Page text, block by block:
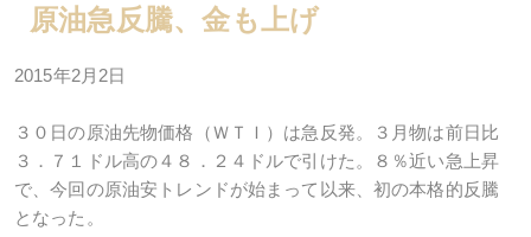
原油急反騰、金も上げ
2015年2月2日
３０日の原油先物価格（ＷＴＩ）は急反発。３月物は前日比
３．７１ドル高の４８．２４ドルで引けた。８％近い急上昇
で、今回の原油安トレンドが始まって以来、初の本格的反騰
となった。